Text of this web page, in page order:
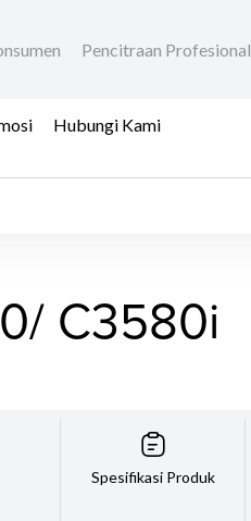
Pencitraan Profesional
Hubungi Kami
C3580i
Spesifikasi Produk